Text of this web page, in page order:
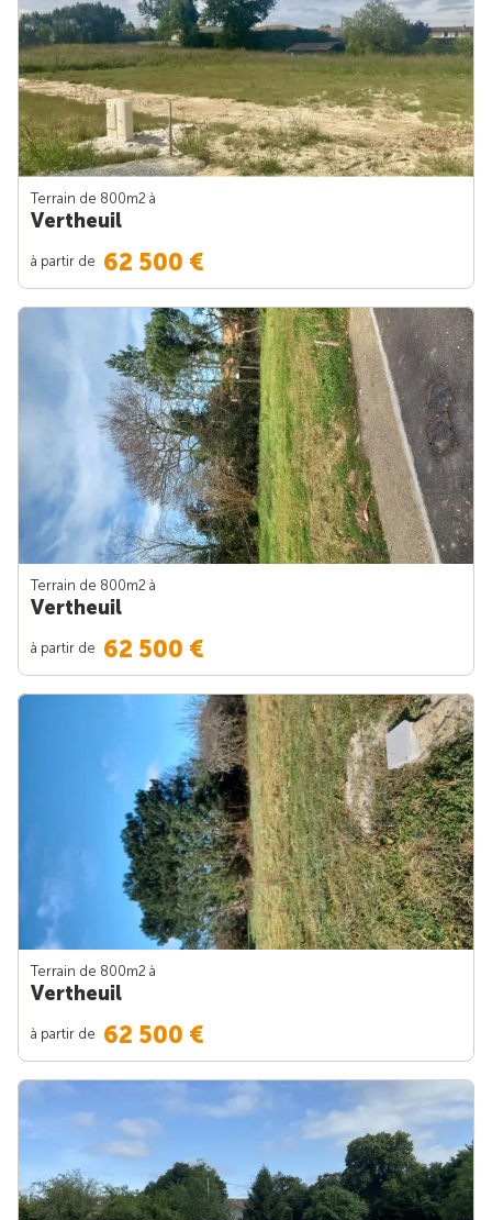
Terrain de 800m2 à
Vertheuil
à partir de 62 500 €
Terrain de 800m2 à
Vertheuil
à partir de 62 500 €
Terrain de 800m2 à
Vertheuil
à partir de 62 500 €